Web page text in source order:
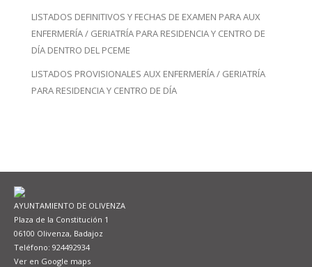
LISTADOS DEFINITIVOS Y FECHAS DE EXAMEN PARA AUX
ENFERMERÍA / GERIATRÍA PARA RESIDENCIA Y CENTRO DE
DÍA DENTRO DEL PCEME
LISTADOS PROVISIONALES AUX ENFERMERÍA / GERIATRÍA
PARA RESIDENCIA Y CENTRO DE DÍA
AYUNTAMIENTO DE OLIVENZA
Plaza de la Constitución 1
06100 Olivenza, Badajoz
Teléfono: 924492934
Ver en Google maps